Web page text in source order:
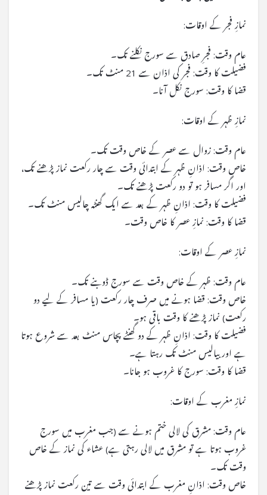
نمازِ فجر کے اوقات:
عام وقت: فجرِ صادق سے سورج نکلنے تک۔
فضیلت کا وقت: فجر کی اذان سے 21 منٹ تک۔
قضا کا وقت: سورج نکل آنا۔
نمازِ ظہر کے اوقات:
عام وقت: زوال سے عصر کے خاص وقت تک۔
خاص وقت: اذانِ ظہر کے ابتدائی وقت سے چار رکعت نماز پڑھنے تک،
اور اگر مسافر ہو تو دو رکعت پڑھنے تک۔
فضیلت کا وقت: اذانِ ظہر کے بعد سے ایک گھنٹہ چالیس منٹ تک۔
قضا کا وقت: نمازِ عصر کا خاص وقت۔
نمازِ عصر کے اوقات:
عام وقت: ظہر کے خاص وقت سے سورج ڈوبنے تک۔
خاص وقت: قضا ہونے میں صرف چار رکعت (یا مسافر کے لیے دو
رکعت) نماز پڑھنے کا وقت باقی ہو۔
فضیلت کا وقت: اذانِ ظہر کے دو گھنٹے پچاس منٹ بعد سے شروع ہوتا
ہے اور بیالیس منٹ تک رہتا ہے۔
قضا کا وقت: سورج کا غروب ہو جانا۔
نمازِ مغرب کے اوقات:
عام وقت: مشرق کی لالی ختم ہونے سے (جب مغرب میں سورج
غروب ہوتا ہے تو مشرق میں لالی رہتی ہے) عشاء کی نماز کے خاص
وقت تک۔
خاص وقت: اذانِ مغرب کے ابتدائی وقت سے تین رکعت نماز پڑھنے